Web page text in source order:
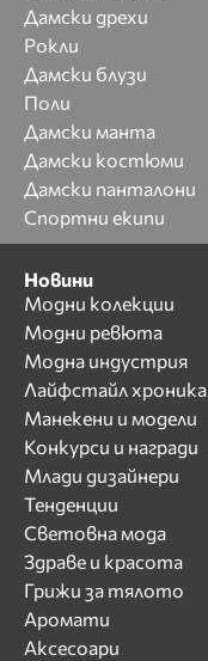
Дамски дрехи
Рокли
Дамски блузи
Поли
Дамски манта
Дамски костюми
Дамски панталони
Спортни екипи
Новини
Модни колекции
Модни ревюта
Модна индустрия
Лайфстайл хроника
Манекени и модели
Конкурси и награди
Млади дизайнери
Тенденции
Световна мода
Здраве и красота
Грижи за тялото
Аромати
Аксесоари